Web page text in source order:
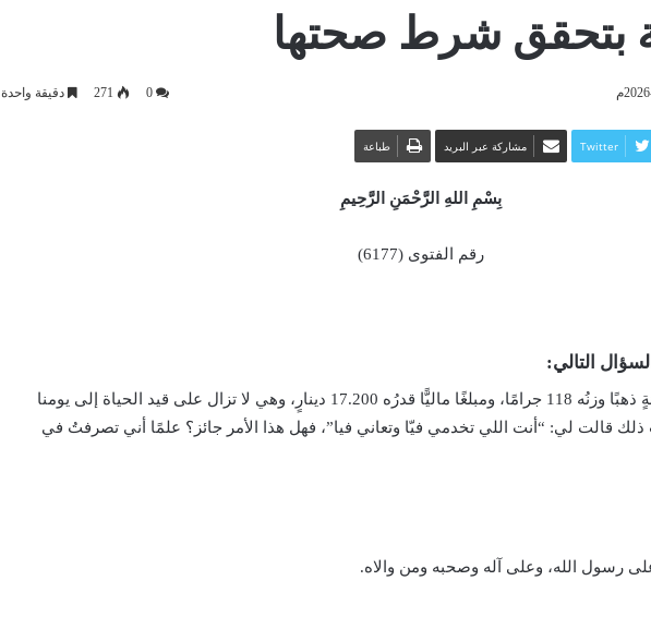
بتحقق شرط صحتها
0
271 دقيقة واحدة
Twitter مشاركة عبر البريد طباعة
بِسْمِ اللهِ الرَّحْمَنِ الرَّحِيمِ
رقم الفتوى (6177)
التالي:
أعطتني والدتي منذ قرابة سنةٍ ذهبًا وزنُه 118 جرامًا، ومبلغًا ماليًّا قدرُه 17.200 دينارٍ، وهي لا تزال على قيد الحياة إلى يومنا
قالت لي: “أنت اللي تخدمي فيّا وتعاني فيا”، فهل هذا الأمر جائز؟ علمًا أني تصرفتُ في
على رسول الله، وعلى آله وصحبه ومن والاه.